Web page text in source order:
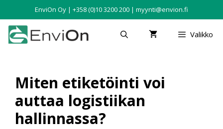
EnviOn Oy | +358 (0)10 3200 200 | myynti@envion.fi
Valikko
Miten etiketöinti voi
auttaa logistiikan
hallinnassa?